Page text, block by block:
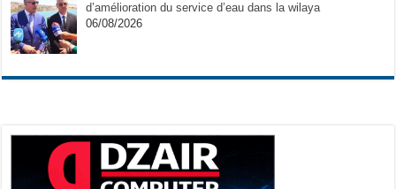
d’amélioration du service d’eau dans la wilaya
06/08/2026